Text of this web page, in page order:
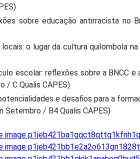
sobre educação antirracista no
o lugar da cultura quilombola
escolar: reflexões sobre a BNCC
/ C Qualis CAPES)
e desafios para a
Setembro / B4 Qualis CAPES)